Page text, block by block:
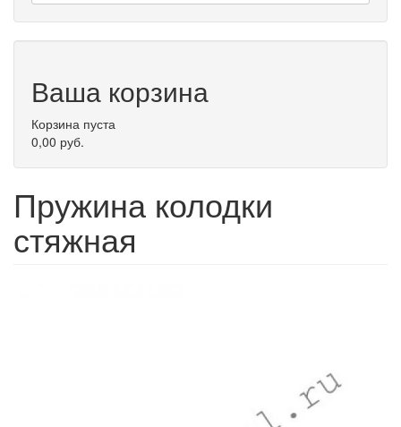
Ваша корзина
Корзина пуста
0,00 руб.
Пружина колодки
стяжная